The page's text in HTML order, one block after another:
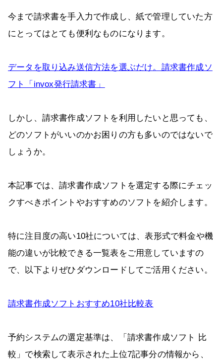
今まで請求書を手入力で作成し、紙で管理していた方
にとってはとても便利なものになります。
データを取り込み送信方法を選ぶだけ。請求書作成ソ
フト「invox発行請求書」
しかし、請求書作成ソフトを利用したいと思っても、
どのソフトがいいのかお困りの方も多いのではないで
しょうか。
本記事では、請求書作成ソフトを選定する際にチェッ
クすべきポイントやおすすめのソフトを紹介します。
特に注目度の高い10社については、表形式で料金や機
能の違いが比較できる一覧表をご用意していますの
で、以下よりぜひダウンロードしてご活用ください。
請求書作成ソフトおすすめ10社比較表
予約システムの選定基準は、「請求書作成ソフト 比
較」で検索して表示された上位7記事分の情報から、